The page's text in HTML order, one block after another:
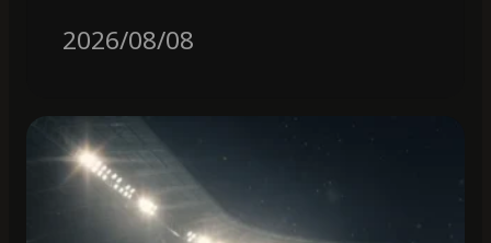
2026/08/08